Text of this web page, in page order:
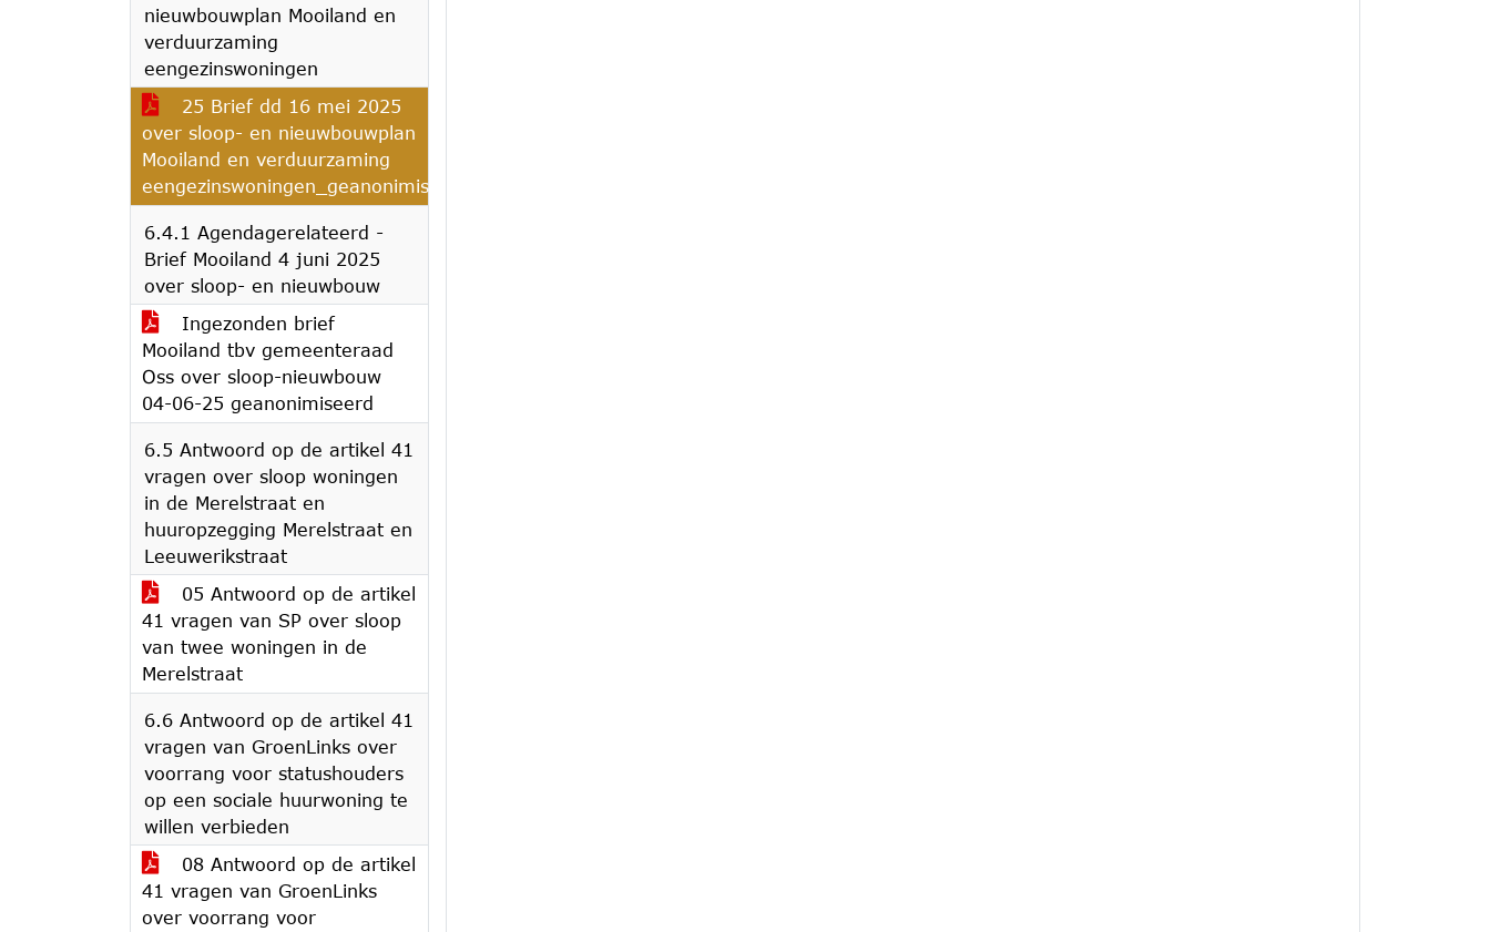
nieuwbouwplan Mooiland en
verduurzaming
eengezinswoningen
25 Brief dd 16 mei 2025
over sloop- en nieuwbouwplan
Mooiland en verduurzaming
eengezinswoningen_geanonimiseerd
6.4.1 Agendagerelateerd -
Brief Mooiland 4 juni 2025
over sloop- en nieuwbouw
Ingezonden brief
Mooiland tbv gemeenteraad
Oss over sloop-nieuwbouw
04-06-25 geanonimiseerd
6.5 Antwoord op de artikel 41
vragen over sloop woningen
in de Merelstraat en
huuropzegging Merelstraat en
Leeuwerikstraat
05 Antwoord op de artikel
41 vragen van SP over sloop
van twee woningen in de
Merelstraat
6.6 Antwoord op de artikel 41
vragen van GroenLinks over
voorrang voor statushouders
op een sociale huurwoning te
willen verbieden
08 Antwoord op de artikel
41 vragen van GroenLinks
over voorrang voor